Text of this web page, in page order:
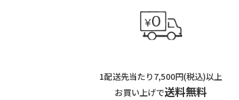
1配送先当たり7,500円(税込)以上
お買い上げで送料無料